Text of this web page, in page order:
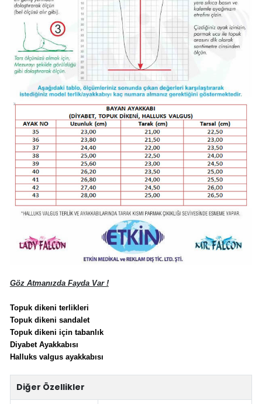
Göz Atmanızda Fayda Var !
Topuk dikeni terlikleri
Topuk dikeni sandalet
Topuk dikeni için tabanlık
Diyabet Ayakkabısı
Halluks valgus ayakkabısı
Diğer Özellikler